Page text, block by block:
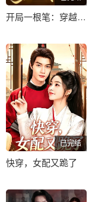
开局一根笔：穿越后我妙笔生花
已完结
快穿，女配又跪了